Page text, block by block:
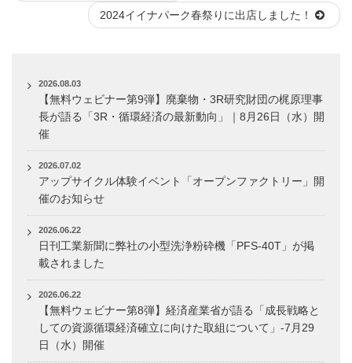
リ
ー
2024イイナパーク春祭りに出店しました！
2026.08.03
【無料ウェビナー第9弾】廃棄物・3R研究財団の梶原理事
長が語る「3R・循環経済の最新動向」｜8月26日（水）開
催
2026.07.02
アップサイクル体験イベント「オープンファクトリー」開
催のお知らせ
2026.06.22
日刊工業新聞に弊社の小型洗浄粉砕機「PFS-40T」が掲
載されました
2026.06.22
【無料ウェビナー第8弾】経済産業省が語る「成長戦略と
しての資源循環経済確立に向けた取組について」-7月29
日（水）開催